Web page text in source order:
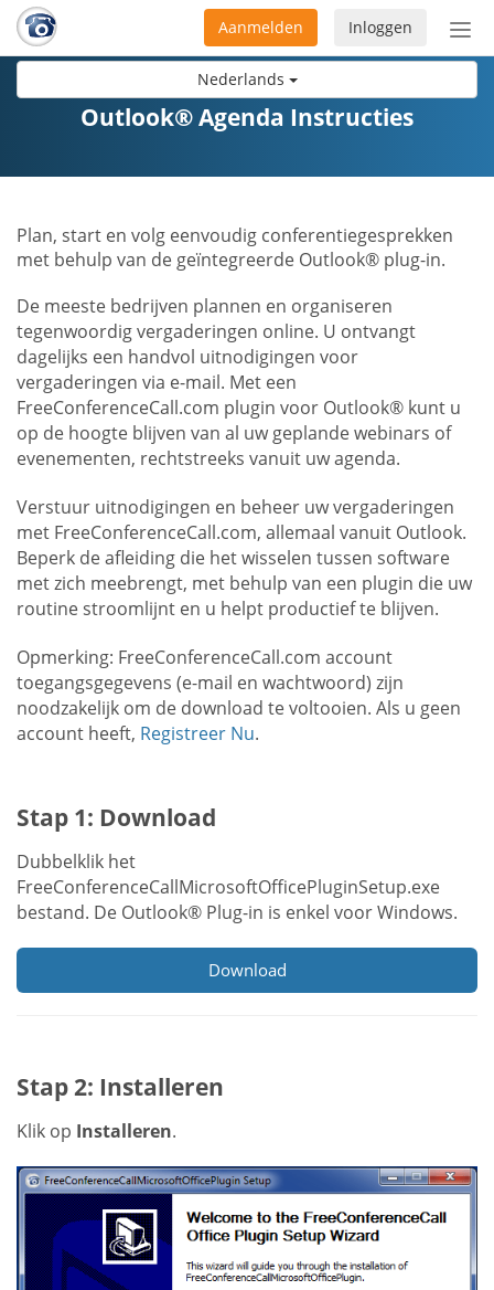
Nederlands
Inloggen
Aanmelden
Outlook® Agenda Instructies
Plan, start en volg eenvoudig conferentiegesprekken
met behulp van de geïntegreerde Outlook® plug-in.
De meeste bedrijven plannen en organiseren
tegenwoordig vergaderingen online. U ontvangt
dagelijks een handvol uitnodigingen voor
vergaderingen via e-mail. Met een
FreeConferenceCall.com plugin voor Outlook® kunt u
op de hoogte blijven van al uw geplande webinars of
evenementen, rechtstreeks vanuit uw agenda.
Verstuur uitnodigingen en beheer uw vergaderingen
met FreeConferenceCall.com, allemaal vanuit Outlook.
Beperk de afleiding die het wisselen tussen software
met zich meebrengt, met behulp van een plugin die uw
routine stroomlijnt en u helpt productief te blijven.
Opmerking: FreeConferenceCall.com account
toegangsgegevens (e-mail en wachtwoord) zijn
noodzakelijk om de download te voltooien. Als u geen
account heeft, Registreer Nu.
Stap 1: Download
Dubbelklik het
FreeConferenceCallMicrosoftOfficePluginSetup.exe
bestand. De Outlook® Plug-in is enkel voor Windows.
Download
Stap 2: Installeren
Klik op Installeren.